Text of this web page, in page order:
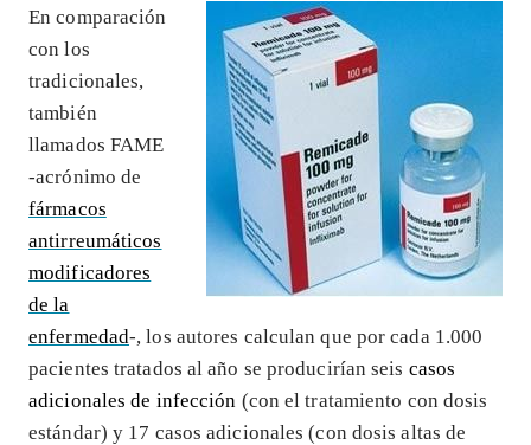
En comparación
con los
tradicionales,
también
llamados FAME
-acrónimo de
fármacos
antirreumáticos
modificadores
de la
enfermedad-, los autores calculan que por cada 1.000
pacientes tratados al año se producirían seis casos
adicionales de infección (con el tratamiento con dosis
estándar) y 17 casos adicionales (con dosis altas de